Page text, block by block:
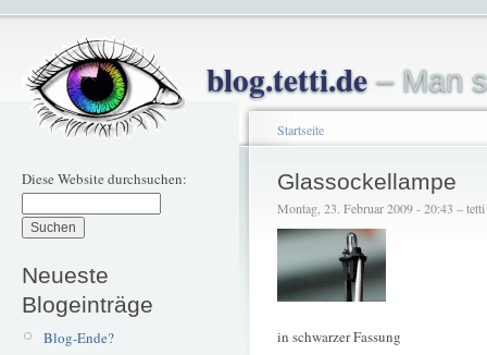
blog.tetti.de– Man
Diese Website durchsuchen:
Neueste
Blogeinträge
Blog-Ende?
Startseite
Glassockellampe
Montag, 23. Februar 2009 - 20:43 – tetti
in schwarzer Fassung